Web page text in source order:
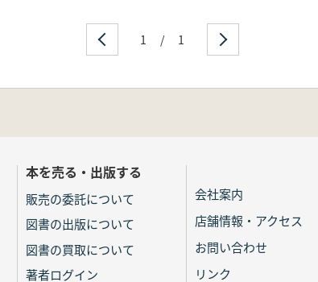
1 / 1
本を売る・出版する
販売の委託について
図書の出版について
図書の買取について
著者ログイン
会社案内
店舗情報・アクセス
お問い合わせ
リンク